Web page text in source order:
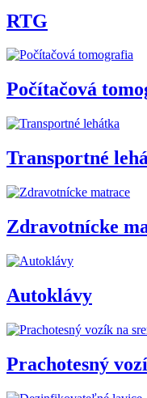
RTG
Počítačová
Transportné
Zdravotnícke
Autoklávy
Prachotesný